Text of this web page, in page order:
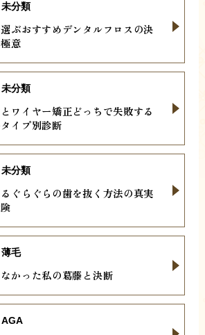
ぶおすすめデンタルフロスの決
意
未分類
ワイヤー矯正どっちで失敗する
イプ別診断
未分類
ぐらぐらの歯を抜く方法の真実
未分類
かった私の葛藤と決断
薄毛
AGA